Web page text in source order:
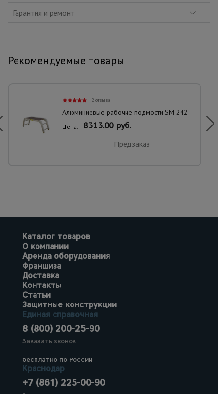
Гарантия и ремонт
Рекомендуемые товары
2 отзыва
Алюминиевые рабочие подмости SM 242
Цена: 8313.00 руб.
Предзаказ
Каталог товаров
О компании
Аренда оборудования
Франшиза
Доставка
Контакты
Статьи
Защитные конструкции
Единая справочная
8 (800) 200-25-90
Заказать звонок
бесплатно по России
Краснодар
+7 (861) 225-00-90